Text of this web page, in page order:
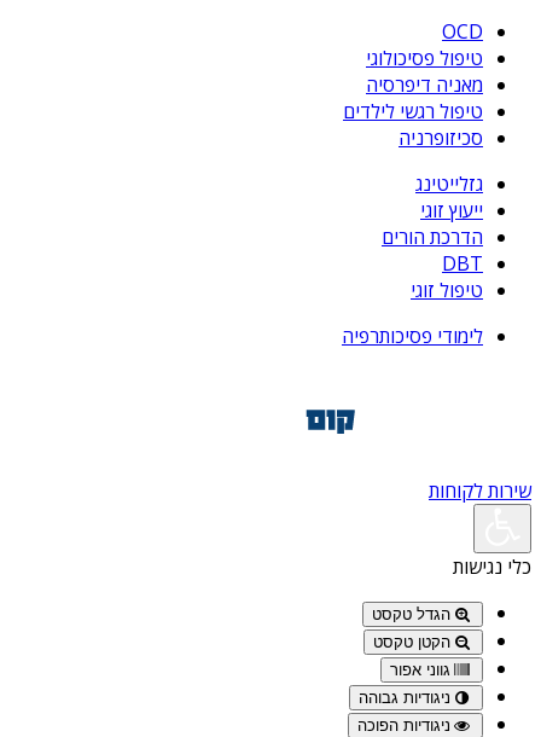
OCD
טיפול פסיכולוגי
מאניה דיפרסיה
טיפול רגשי לילדים
סכיזופרניה
גזלייטינג
ייעוץ זוגי
הדרכת הורים
DBT
טיפול זוגי
לימודי פסיכותרפיה
שירות לקוחות
כלי נגישות
הגדל טקסט
הקטן טקסט
גווני אפור
ניגודיות גבוהה
ניגודיות הפוכה